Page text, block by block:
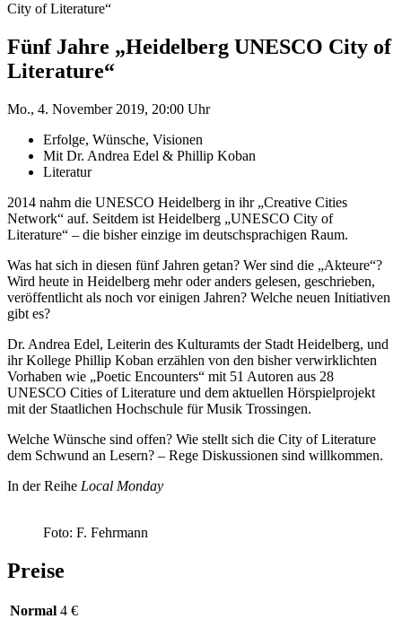
City of Literature“
Fünf Jahre „Heidelberg UNESCO City of
Literature“
Mo., 4. November 2019, 20:00 Uhr
Erfolge, Wünsche, Visionen
Mit Dr. Andrea Edel & Phillip Koban
Literatur
2014 nahm die UNESCO Heidelberg in ihr „Creative Cities
Network“ auf. Seitdem ist Heidelberg „UNESCO City of
Literature“ – die bisher einzige im deutschsprachigen Raum.
Was hat sich in diesen fünf Jahren getan? Wer sind die „Akteure“?
Wird heute in Heidelberg mehr oder anders gelesen, geschrieben,
veröffentlicht als noch vor einigen Jahren? Welche neuen Initiativen
gibt es?
Dr. Andrea Edel, Leiterin des Kulturamts der Stadt Heidelberg, und
ihr Kollege Phillip Koban erzählen von den bisher verwirklichten
Vorhaben wie „Poetic Encounters“ mit 51 Autoren aus 28
UNESCO Cities of Literature und dem aktuellen Hörspielprojekt
mit der Staatlichen Hochschule für Musik Trossingen.
Welche Wünsche sind offen? Wie stellt sich die City of Literature
dem Schwund an Lesern? – Rege Diskussionen sind willkommen.
In der Reihe Local Monday
Foto: F. Fehrmann
Preise
Normal 4 €